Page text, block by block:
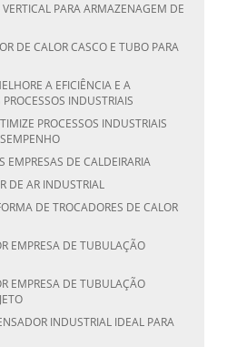
PARA ARMAZENAGEM DE
DE CALOR CASCO E TUBO PARA
A EFICIÊNCIA E A
INDUSTRIAIS
PROCESSOS INDUSTRIAIS
EMPRESAS DE CALDEIRARIA
DE AR INDUSTRIAL
DE TROCADORES DE CALOR
EMPRESA DE TUBULAÇÃO
EMPRESA DE TUBULAÇÃO
INDUSTRIAL IDEAL PARA